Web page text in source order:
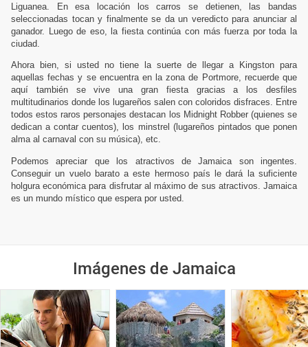
Liguanea. En esa locación los carros se detienen, las bandas
seleccionadas tocan y finalmente se da un veredicto para anunciar al
ganador. Luego de eso, la fiesta continúa con más fuerza por toda la
ciudad.
Ahora bien, si usted no tiene la suerte de llegar a Kingston para
aquellas fechas y se encuentra en la zona de Portmore, recuerde que
aquí también se vive una gran fiesta gracias a los desfiles
multitudinarios donde los lugareños salen con coloridos disfraces. Entre
todos estos raros personajes destacan los Midnight Robber (quienes se
dedican a contar cuentos), los minstrel (lugareños pintados que ponen
alma al carnaval con su música), etc.
Podemos apreciar que los atractivos de Jamaica son ingentes.
Conseguir un vuelo barato a este hermoso país le dará la suficiente
holgura económica para disfrutar al máximo de sus atractivos. Jamaica
es un mundo místico que espera por usted.
Imágenes de Jamaica